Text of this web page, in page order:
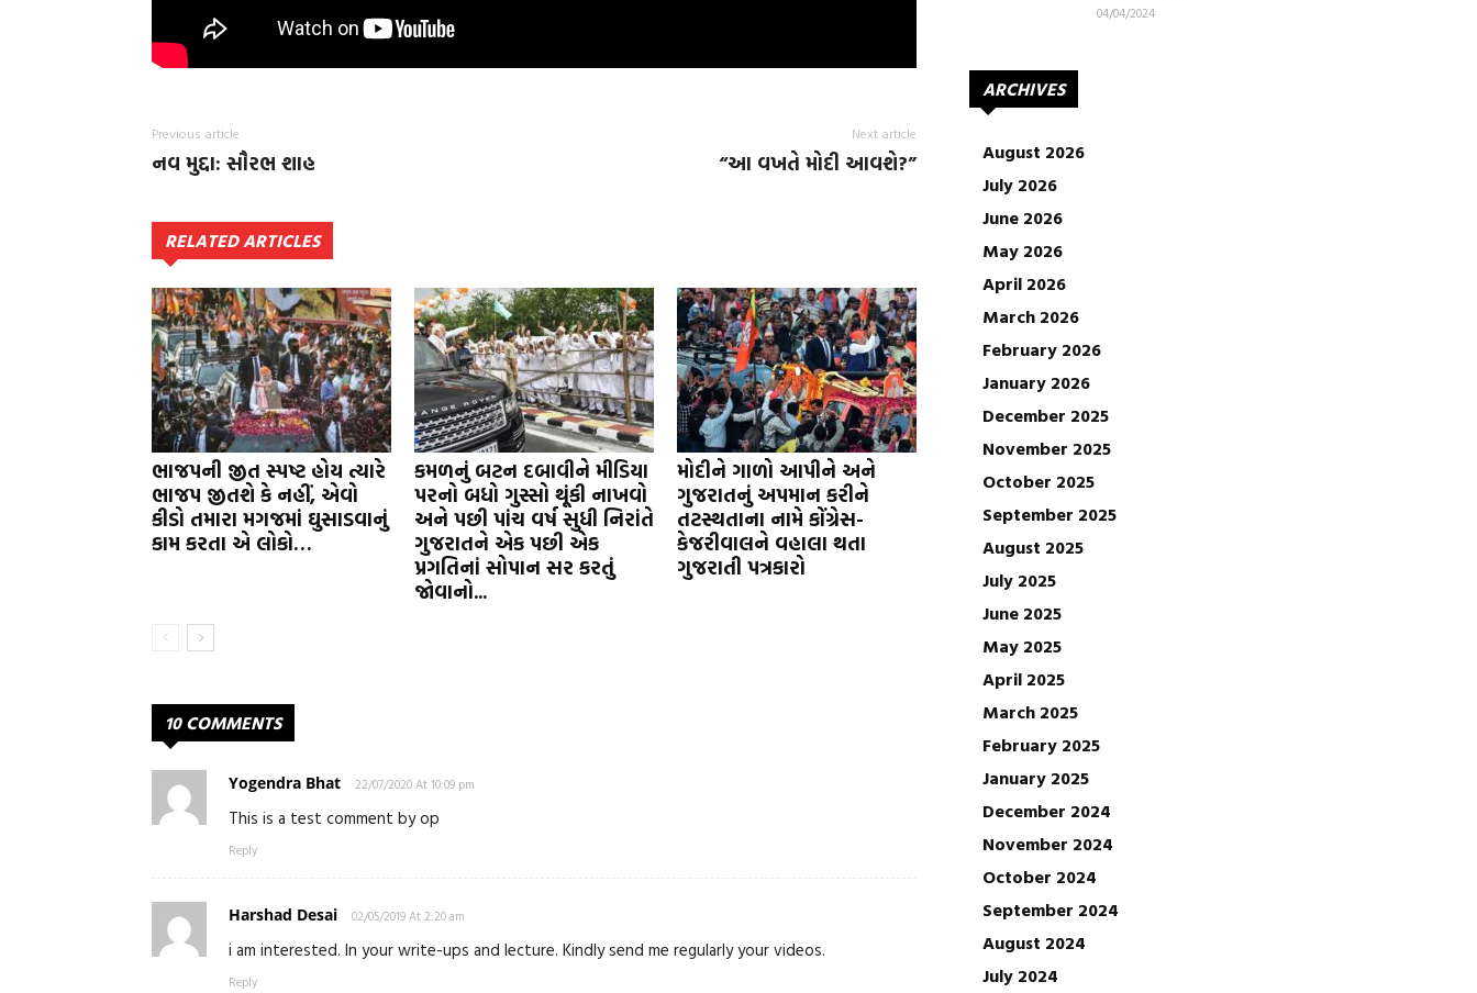
Previous article
નવ મુદ્દા: સૌરભ શાહ
Next article
“આ વખતે મોદી આવશે?”
RELATED ARTICLES
ભાજપની જીત સ્પષ્ટ હોય ત્યારે
ભાજપ જીતશે કે નહીં, એવો
કીડો તમારા મગજમાં ઘુસાડવાનું
કામ કરતા એ લોકો…
કમળનું બટન દબાવીને મીડિયા
પરનો બધો ગુસ્સો થૂંકી નાખવો
અને પછી પાંચ વર્ષ સુધી નિરાંતે
ગુજરાતને એક પછી એક
પ્રગતિનાં સોપાન સર કરતું
જોવાનો...
મોદીને ગાળો આપીને અને
ગુજરાતનું અપમાન કરીને
તટસ્થતાના નામે કોંગ્રેસ-
કેજરીવાલને વહાલા થતા
ગુજરાતી પત્રકારો
10 COMMENTS
Yogendra Bhat 22/07/2020 At 10:09 pm
This is a test comment by op
Reply
Harshad Desai 02/05/2019 At 2:20 am
i am interested. In your write-ups and lecture. Kindly send me regularly your videos.
Reply
04/04/2024
ARCHIVES
August 2026
July 2026
June 2026
May 2026
April 2026
March 2026
February 2026
January 2026
December 2025
November 2025
October 2025
September 2025
August 2025
July 2025
June 2025
May 2025
April 2025
March 2025
February 2025
January 2025
December 2024
November 2024
October 2024
September 2024
August 2024
July 2024